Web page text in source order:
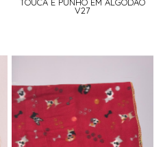
TOUCA E PUNHO EM ALGODÃO
V27